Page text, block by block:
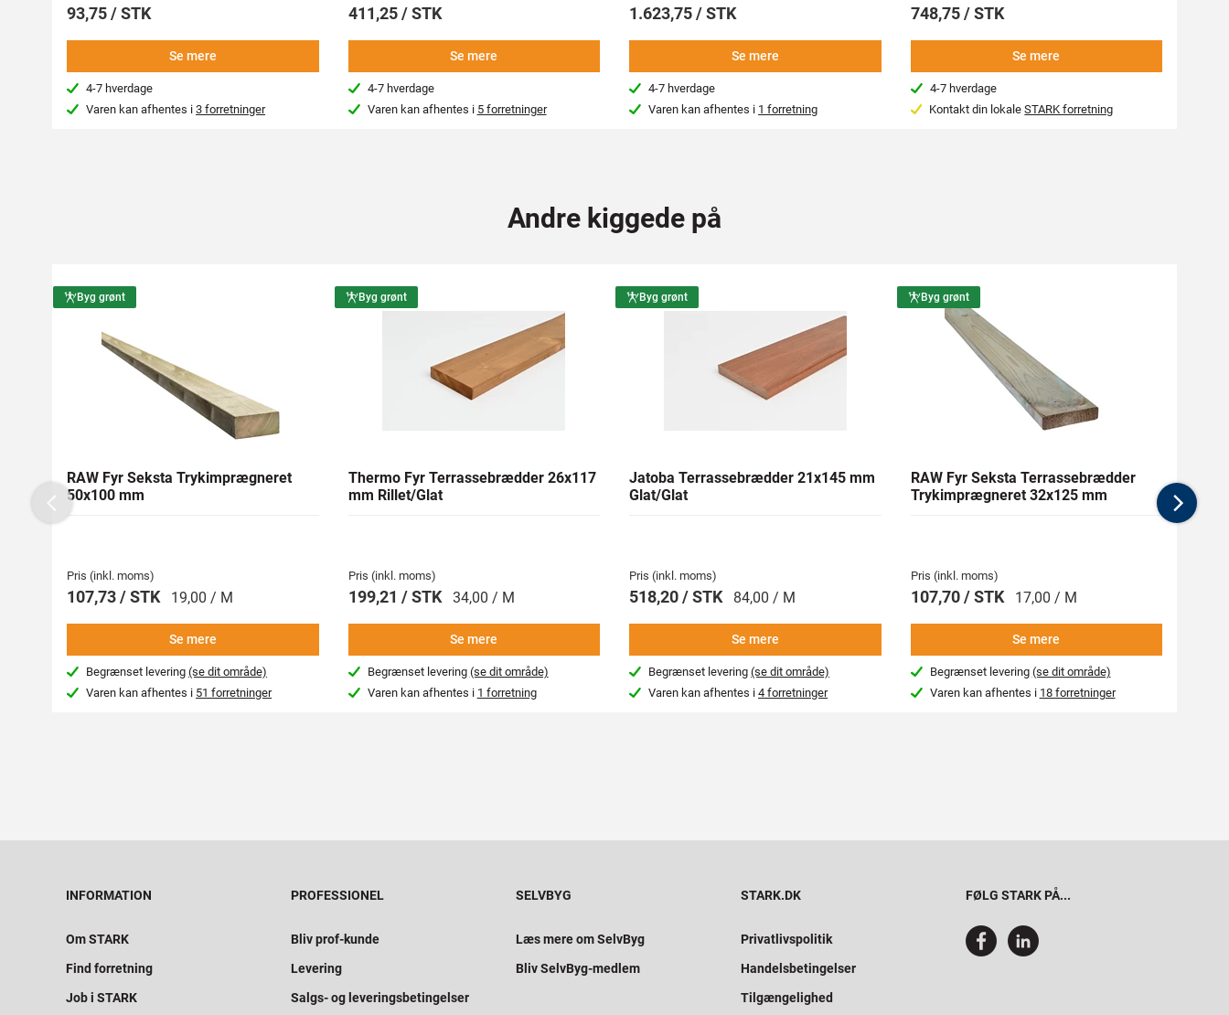
93,75 / STK
Se mere
4-7 hverdage
Varen kan afhentes i3 forretninger
411,25 / STK
Se mere
4-7 hverdage
Varen kan afhentes i 5 forretninger
1.623,75 / STK
Se mere
4-7 hverdage
Varen kan afhentes i 1 forretning
748,75 / STK
Se mere
4-7 hverdage
Kontakt din lokaleSTARK forretning
Andre kiggede på
Byg grønt
RAW Fyr Seksta Trykimprægneret
50x100 mm
Pris (inkl. moms)
107,73 / STK 19,00 / M
Se mere
Begrænset levering(se dit område)
Varen kan afhentes i 51 forretninger
Byg grønt
Thermo Fyr Terrassebrædder 26x117
mm Rillet/Glat
Pris (inkl. moms)
199,21 / STK 34,00 / M
Se mere
Begrænset levering (se dit område)
Varen kan afhentes i 1 forretning
Byg grønt
Jatoba Terrassebrædder 21x145 mm
Glat/Glat
Pris (inkl. moms)
518,20 / STK 84,00 / M
Se mere
Begrænset levering(se dit område)
Varen kan afhentes i4 forretninger
Byg grønt
RAW Fyr Seksta Terrassebrædder
Trykimprægneret 32x125 mm
Pris (inkl. moms)
107,70 / STK 17,00 / M
Se mere
Begrænset levering (se dit område)
Varen kan afhentes i 18 forretninger
mm
Previous
INFORMATION
Om STARK
Find forretning
Job i STARK
PROFESSIONEL
Bliv prof-kunde
Levering
Salgs- og leveringsbetingelser
SELVBYG
Læs mere om SelvByg
Bliv SelvByg-medlem
STARK.DK
Privatlivspolitik
Handelsbetingelser
Tilgængelighed
FØLG STARK PÅ...